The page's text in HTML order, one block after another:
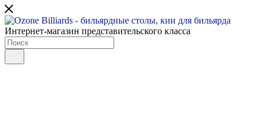
Интернет-магазин представительского класса